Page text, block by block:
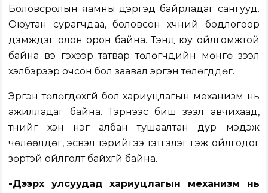
Боловсролын яамны дэргэд байрладаг сангууд.
Оюутан сурагчдаа, боловсон хүчний бодлогоор
дэмждэг олон орон байна. Тэнд юу ойлгомжтой
байна вэ гэхээр татвар төлөгчдийн мөнгө зээл
хэлбэрээр очсон бол заавал эргэн төлөгддөг.
Эргэн төлөгдөхгүй бол хариуцлагын механизм нь
ажилладаг байна. Тэрнээс биш зээл авчихаад,
түүнийг хэн нэг албан тушаалтан дур мэдэж
чөлөөлдөг, эсвэл тэрийгээ тэтгэлэг гэж ойлгодог
зөрүүтэй ойлголт байхгүй байна.
-Дээрх улсуудад хариуцлагын механизм нь